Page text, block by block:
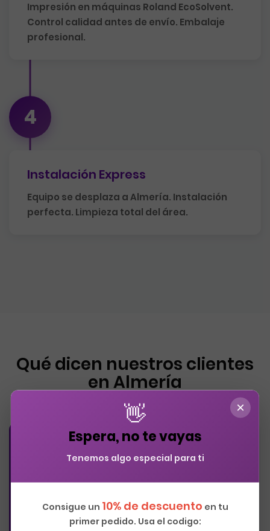
Impresión en máquinas Roland EcoSolvent.
Control calidad antes de envío. Embalaje
profesional.
4
Instalación Express
Equipo se desplaza a Almería. Instalación
perfecta. Limpieza total del área.
Qué dicen nuestros clientes
en Almería
máxima y acabado perfecto. Lo recomiendo
👋
Espera, no te vayas
Tenemos algo especial para ti
Consigue un 10% de descuento en tu
primer pedido. Usa el codigo:
×